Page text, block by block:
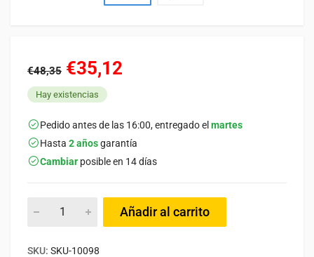
€48,35 €35,12
Hay existencias
Pedido antes de las 16:00, entregado elmartes
Hasta 2 añosgarantía
Cambiar posible en 14 días
Añadir al carrito
SKU: SKU-10098